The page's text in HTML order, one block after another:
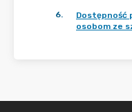
6.
Dostępność
osobom ze